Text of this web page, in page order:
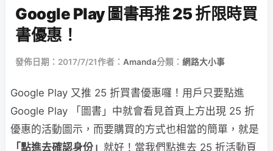
Google Play 圖書再推 25 折限時買
書優惠！
發佈日期：2017/7/21作者： Amanda分類： 網路大小事
Google Play 又推 25 折買書優惠囉！用戶只要點進
Google Play 「圖書」中就會看見首頁上方出現 25 折
優惠的活動圖示，而要購買的方式也相當的簡單，就是
「點進去確認身份」 就好！當我們點進去 25 折活動頁